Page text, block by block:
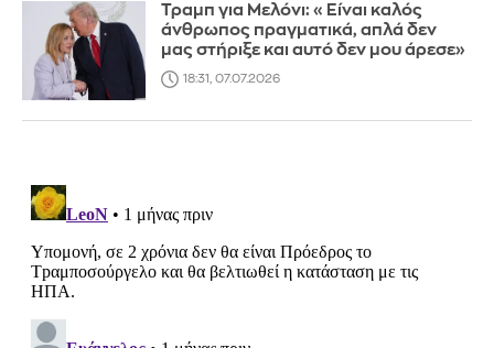
Τραμπ για Μελόνι: «Είναι καλός
άνθρωπος πραγματικά, απλά δεν
μας στήριξε και αυτό δεν μου άρεσε»
18:31, 07.07.2026